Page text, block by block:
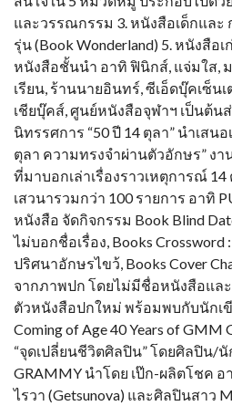
และวรรณกรรม 3. หนังสือเด็กและ
รุ่น (Book Wonderland) 5. หนังสื
หนังสือชั้นนำ อาทิ ฟินิกส์, แจ่มใส,
เรียน, ร้านนายอินทร์, ซีเอ็ดบุ๊คเซ็นเ
เชียบุ๊คส์, ศูนย์หนังสือจุฬาฯ เป็นต้น
นิทรรศการ “50 ปี 14 ตุลา” นำเสน
ตุลา ความทรงจำผ่านตัวอักษร” ง
ที่มาบอกเล่าเรื่องราวเหตุการณ์
เสวนารวมกว่า 100 รายการ อาทิ
หนังสือ จัดกิจกรรม Book Blind
ไม่บอกชื่อเรื่อง, Books
ปริศนาอักษรไขว้, Books Cover
จากภาพปก โดยไม่มีชื่อหนังสือแล
ตัวหนังสือปกใหม่ พร้อมพบกับนักเ
Coming of Age 40 Years of
“จุดเปลี่ยนชีวิตศิลปิน” โดยศิลปิน/
GRAMMY นำโดย เป๊ก-ผลิตโชค อ
ไรวา (Getsunova) และศิลปินสาว